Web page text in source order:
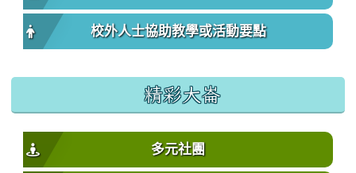
校外人士協助教學或活動要點
精彩大崙
多元社團